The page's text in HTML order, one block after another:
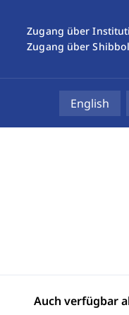
Zugang über
Zugang über
English
Auch verfügbar